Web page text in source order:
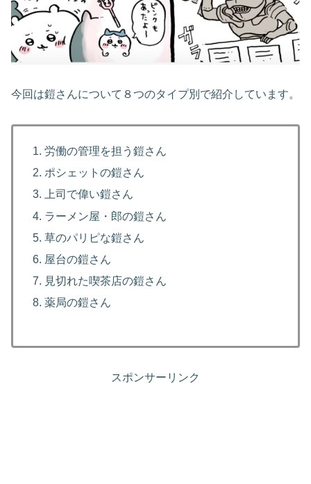
今回は鎧さんについて８つのタイプ別で紹介しています。
労働の管理を担う鎧さん
ポシェットの鎧さん
上司で偉い鎧さん
ラーメン屋・郎の鎧さん
草のパリピな鎧さん
屋台の鎧さん
見切れた喫茶店の鎧さん
薬局の鎧さん
スポンサーリンク